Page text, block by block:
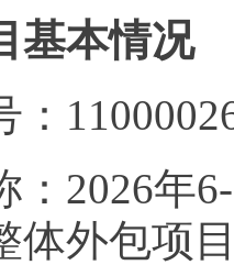
基本情况
：
：2026年
体外包项